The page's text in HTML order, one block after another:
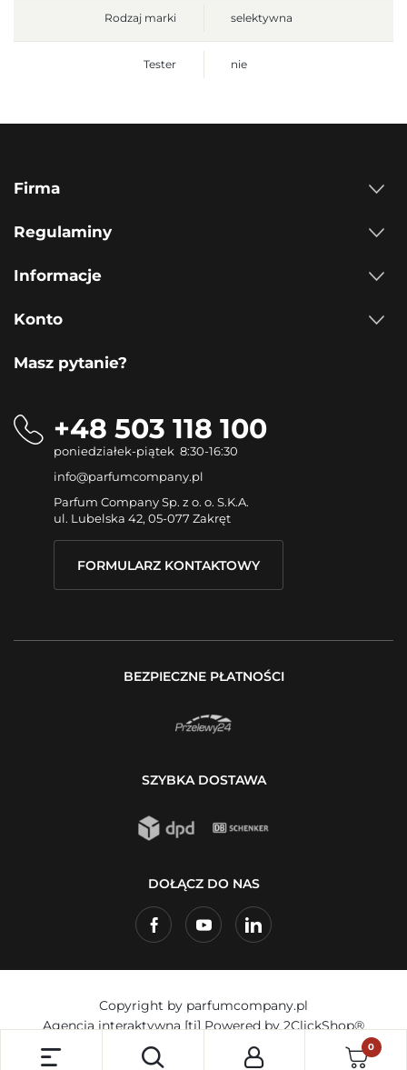
Rodzaj marki selektywna
Tester nie
Firma
Regulaminy
Informacje
Konto
Masz pytanie?
+48 503 118 100
poniedziałek-piątek 8:30-16:30
info@parfumcompany.pl
Parfum Company Sp. z o. o. S.K.A.
ul. Lubelska 42, 05-077 Zakręt
FORMULARZ KONTAKTOWY
BEZPIECZNE PŁATNOŚCI
SZYBKA DOSTAWA
DOŁĄCZ DO NAS
Copyright by parfumcompany.pl
Agencja interaktywna[ti]Powered by2ClickShop®
0